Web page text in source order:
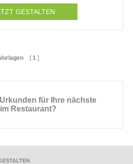
GESTALTEN
[ 1 ]
für Ihre nächste
Restaurant?